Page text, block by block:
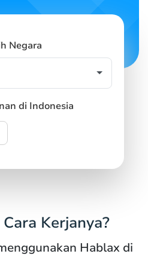
Negara
di Indonesia
Kerjanya?
Hablax di